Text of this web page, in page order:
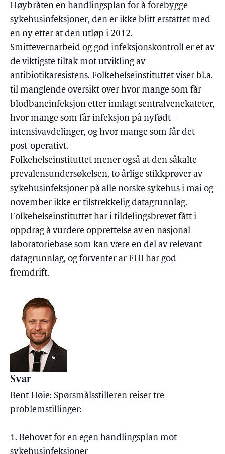
Høybråten en handlingsplan for å forebygge
sykehusinfeksjoner, den er ikke blitt erstattet med
en ny etter at den utløp i 2012.
Smittevernarbeid og god infeksjonskontroll er et av
de viktigste tiltak mot utvikling av
antibiotikaresistens. Folkehelseinstituttet viser bl.a.
til manglende oversikt over hvor mange som får
blodbaneinfeksjon etter innlagt sentralvenekateter,
hvor mange som får infeksjon på nyfødt-
intensivavdelinger, og hvor mange som får det
post-operativt.
Folkehelseinstituttet mener også at den såkalte
prevalensundersøkelsen, to årlige stikkprøver av
sykehusinfeksjoner på alle norske sykehus i mai og
november ikke er tilstrekkelig datagrunnlag.
Folkehelseinstituttet har i tildelingsbrevet fått i
oppdrag å vurdere opprettelse av en nasjonal
laboratoriebase som kan være en del av relevant
datagrunnlag, og forventer ar FHI har god
fremdrift.
Svar
Bent Høie: Spørsmålsstilleren reiser tre
problemstillinger:
1. Behovet for en egen handlingsplan mot